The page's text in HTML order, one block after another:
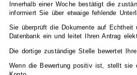
Innerhalb einer Woche bestätigt die
informiert Sie über etwaige fehlende
Sie überprüft die Dokumente auf
Datenbank ein und leitet Ihren Antrag
Die dortige zuständige Stelle bewertet Ihre
Wenn die Bewertung positiv ist, stellt sie